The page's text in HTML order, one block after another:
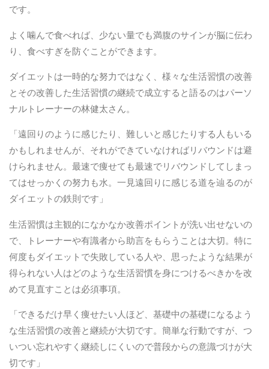
です。
よく噛んで食べれば、少ない量でも満腹のサインが脳に伝わ
り、食べすぎを防ぐことができます。
ダイエットは一時的な努力ではなく、様々な生活習慣の改善
とその改善した生活習慣の継続で成立すると語るのはパーソ
ナルトレーナーの林健太さん。
「遠回りのように感じたり、難しいと感じたりする人もいる
かもしれませんが、それができていなければリバウンドは避
けられません。最速で痩せても最速でリバウンドしてしまっ
てはせっかくの努力も水。一見遠回りに感じる道を辿るのが
ダイエットの鉄則です」
生活習慣は主観的になかなか改善ポイントが洗い出せないの
で、トレーナーや有識者から助言をもらうことは大切。特に
何度もダイエットで失敗している人や、思ったような結果が
得られない人はどのような生活習慣を身につけるべきかを改
めて見直すことは必須事項。
「できるだけ早く痩せたい人ほど、基礎中の基礎になるよう
な生活習慣の改善と継続が大切です。簡単な行動ですが、つ
いつい忘れやすく継続しにくいので普段からの意識づけが大
切です」